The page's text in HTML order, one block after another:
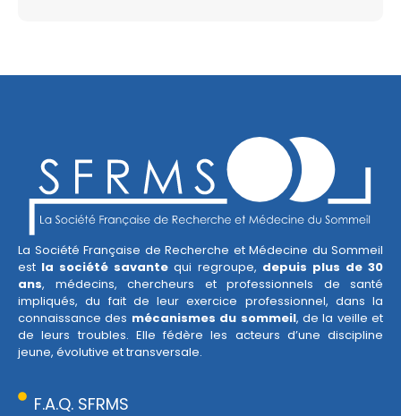
La Société Française de Recherche et Médecine du Sommeil
est la société savante qui regroupe, depuis plus de 30
ans, médecins, chercheurs et professionnels de santé
impliqués, du fait de leur exercice professionnel, dans la
connaissance des mécanismes du sommeil, de la veille et
de leurs troubles. Elle fédère les acteurs d’une discipline
jeune, évolutive et transversale.
F.A.Q. SFRMS